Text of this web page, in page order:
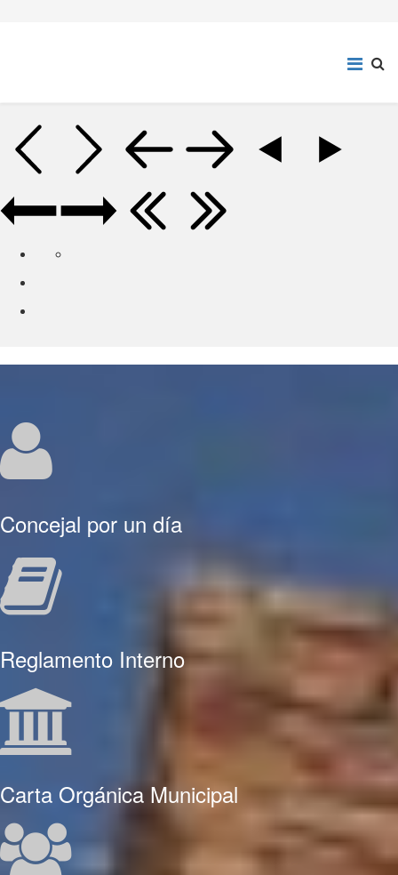
Concejal por un día
Reglamento Interno
Carta Orgánica Municipal